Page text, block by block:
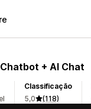
+ AI Chat
Classificação
5,0
(118)